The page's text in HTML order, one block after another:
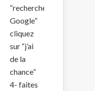
“recherche
Google”
cliquez
sur “j’ai
de la
chance”
4- faites